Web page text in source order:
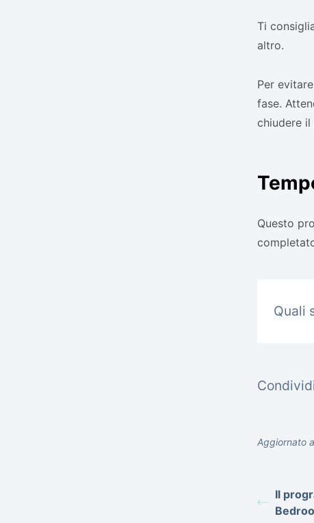
Ti
altro.
Per
fase.
chiudere il
Questo
Quali
Aggiornato
Il